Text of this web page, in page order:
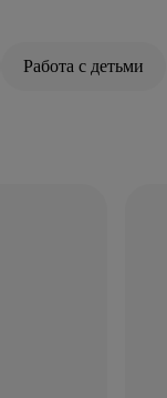
Работа с детьми